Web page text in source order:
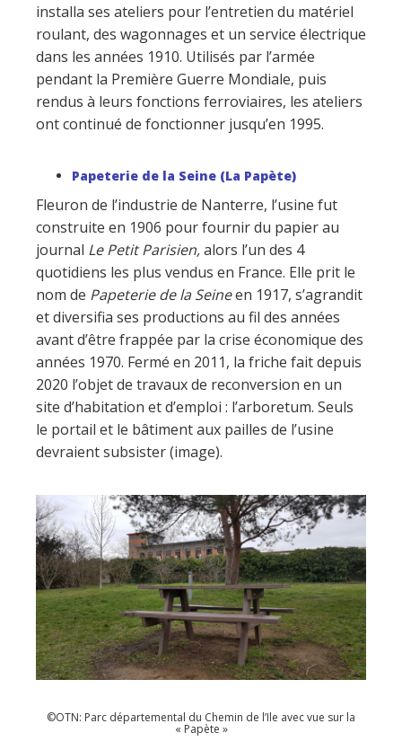
installa ses ateliers pour l’entretien du matériel
roulant, des wagonnages et un service électrique
dans les années 1910. Utilisés par l’armée
pendant la Première Guerre Mondiale, puis
rendus à leurs fonctions ferroviaires, les ateliers
ont continué de fonctionner jusqu’en 1995.
Papeterie de la Seine (La Papète)
Fleuron de l’industrie de Nanterre, l’usine fut
construite en 1906 pour fournir du papier au
journal Le Petit Parisien,alors l’un des 4
quotidiens les plus vendus en France. Elle prit le
nom de Papeterie de la Seineen 1917, s’agrandit
et diversifia ses productions au fil des années
avant d’être frappée par la crise économique des
années 1970. Fermé en 2011, la friche fait depuis
2020 l’objet de travaux de reconversion en un
site d’habitation et d’emploi : l’arboretum. Seuls
le portail et le bâtiment aux pailles de l’usine
devraient subsister (image).
©OTN: Parc départemental du Chemin de l’Ile avec vue sur la
« Papète »